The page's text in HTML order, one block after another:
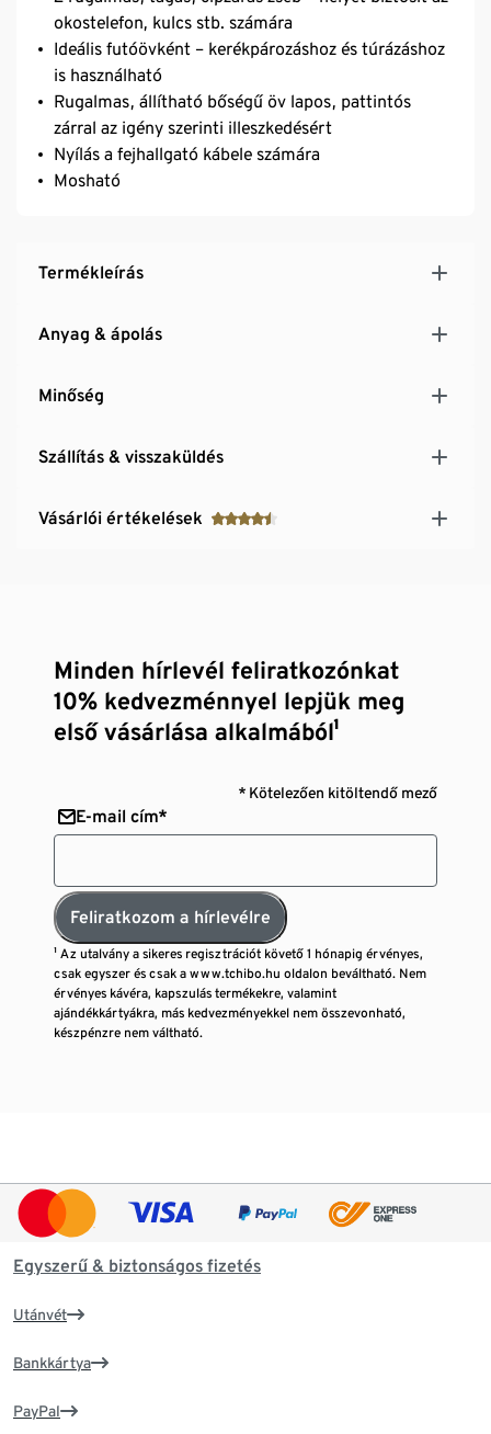
okostelefon, kulcs stb. számára
Ideális futóövként – kerékpározáshoz és túrázáshoz
is használható
Rugalmas, állítható bőségű öv lapos, pattintós
zárral az igény szerinti illeszkedésért
Nyílás a fejhallgató kábele számára
Mosható
Termékleírás
Anyag & ápolás
Minőség
Szállítás & visszaküldés
Vásárlói értékelések
Minden hírlevél feliratkozónkat
10% kedvezménnyel lepjük meg
első vásárlása alkalmából¹
* Kötelezően kitöltendő mező
E-mail cím*
Feliratkozom a hírlevélre
¹ Az utalvány a sikeres regisztrációt követő 1 hónapig érvényes,
csak egyszer és csak a www.tchibo.hu oldalon beváltható. Nem
érvényes kávéra, kapszulás termékekre, valamint
ajándékkártyákra, más kedvezményekkel nem összevonható,
készpénzre nem váltható.
Egyszerű & biztonságos fizetés
Utánvét
Bankkártya
PayPal